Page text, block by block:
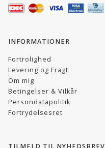
INFORMATIONER
Fortrolighed
Levering og Fragt
Om mig
Betingelser & Vilkår
Persondatapolitik
Fortrydelsesret